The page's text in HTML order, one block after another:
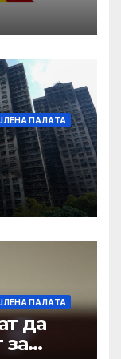
ПАЛAТА
Fuk
ПАЛAТА
да
за